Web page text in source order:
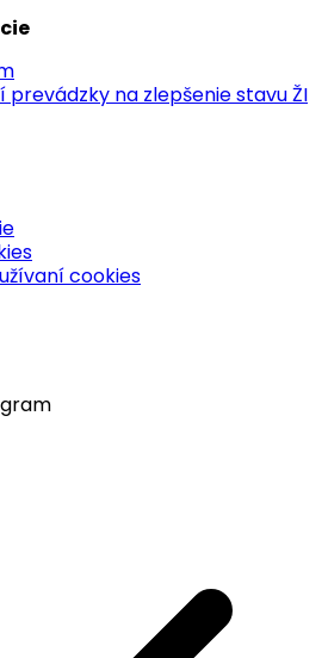
prevádzky na zlepšenie stavu ŽI
cookies